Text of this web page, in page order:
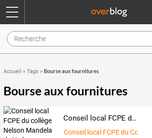
Accueil » Tags » Bourse aux fournitures
Bourse aux fournitures
Conseil local FCPE du collège Nelson Mandela de Noé
Conseil local FCPE du Collège